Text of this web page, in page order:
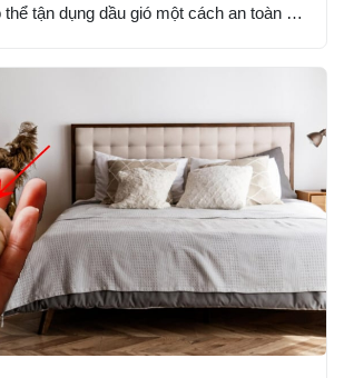
tận dụng dầu gió một cách an toàn và